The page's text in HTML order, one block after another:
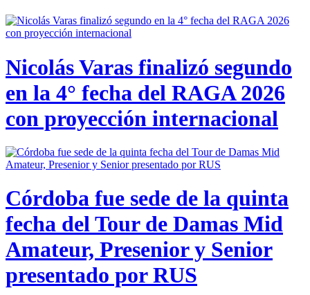
Nicolás Varas finalizó segundo
en la 4° fecha del RAGA 2026
con proyección internacional
Córdoba fue sede de la quinta
fecha del Tour de Damas Mid
Amateur, Presenior y Senior
presentado por RUS